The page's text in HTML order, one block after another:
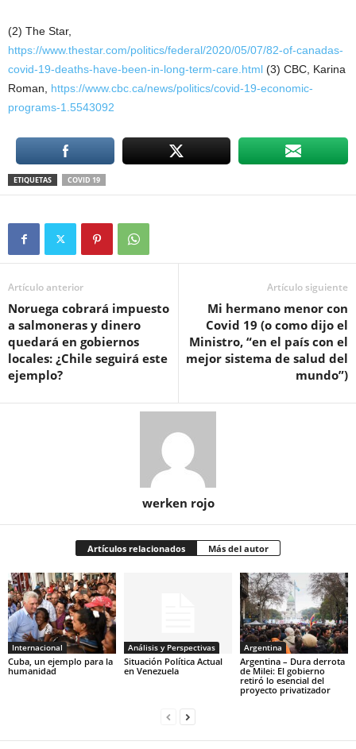
(2) The Star,
https://www.thestar.com/politics/federal/2020/05/07/82-of-canadas-
covid-19-deaths-have-been-in-long-term-care.html (3) CBC, Karina
Roman, https://www.cbc.ca/news/politics/covid-19-economic-
programs-1.5543092
ETIQUETAS COVID 19
Artículo anterior
Noruega cobrará impuesto
a salmoneras y dinero
quedará en gobiernos
locales: ¿Chile seguirá este
ejemplo?
Artículo siguiente
Mi hermano menor con
Covid 19 (o como dijo el
Ministro, “en el país con el
mejor sistema de salud del
mundo”)
werken rojo
Artículos relacionados Más del autor
Internacional
Cuba, un ejemplo para la
humanidad
Análisis y Perspectivas
Situación Política Actual
en Venezuela
Argentina
Argentina – Dura derrota
de Milei: El gobierno
retiró lo esencial del
proyecto privatizador